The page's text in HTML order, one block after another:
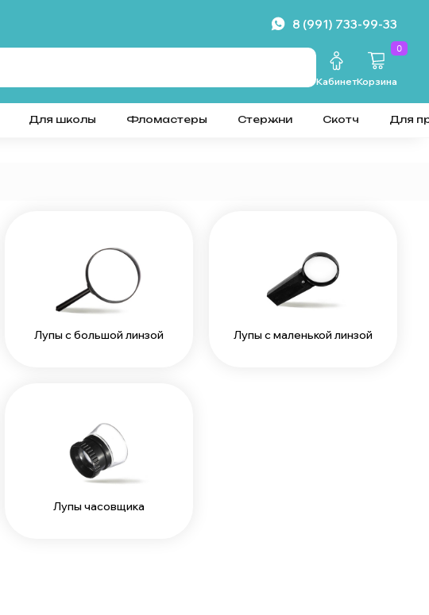
8 (991) 733-99-33
КабинетКорзина
0
Для школы Фломастеры Стержни Скотч Для
Лупы с большой линзой Лупы с маленькой линзой
Лупы часовщика